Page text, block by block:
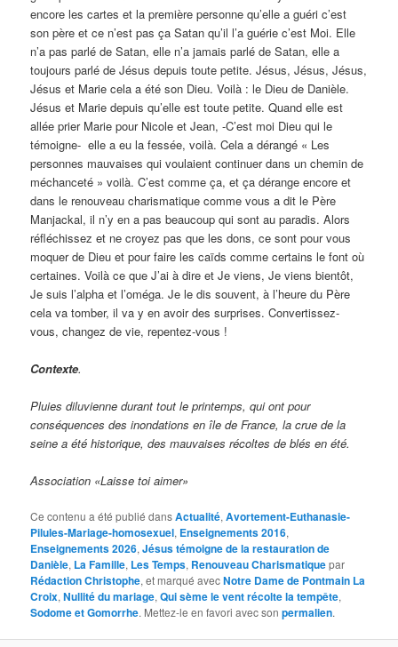
encore les cartes et la première personne qu’elle a guéri c’est
son père et ce n’est pas ça Satan qu’il l’a guérie c’est Moi. Elle
n’a pas parlé de Satan, elle n’a jamais parlé de Satan, elle a
toujours parlé de Jésus depuis toute petite. Jésus, Jésus, Jésus,
Jésus et Marie cela a été son Dieu. Voilà : le Dieu de Danièle.
Jésus et Marie depuis qu’elle est toute petite. Quand elle est
allée prier Marie pour Nicole et Jean, -C’est moi Dieu qui le
témoigne- elle a eu la fessée, voilà. Cela a dérangé « Les
personnes mauvaises qui voulaient continuer dans un chemin de
méchanceté » voilà. C’est comme ça, et ça dérange encore et
dans le renouveau charismatique comme vous a dit le Père
Manjackal, il n’y en a pas beaucoup qui sont au paradis. Alors
réfléchissez et ne croyez pas que les dons, ce sont pour vous
moquer de Dieu et pour faire les caïds comme certains le font où
certaines. Voilà ce que J’ai à dire et Je viens, Je viens bientôt,
Je suis l’alpha et l’oméga. Je le dis souvent, à l’heure du Père
cela va tomber, il va y en avoir des surprises. Convertissez-
vous, changez de vie, repentez-vous !
Contexte.
Pluies diluvienne durant tout le printemps, qui ont pour
conséquences des inondations en île de France, la crue de la
seine a été historique, des mauvaises récoltes de blés en été.
Association «Laisse toi aimer»
Ce contenu a été publié dansActualité,Avortement-Euthanasie-
Pilules-Mariage-homosexuel, Enseignements 2016,
Enseignements 2026,Jésus témoigne de la restauration de
Danièle, La Famille, Les Temps, Renouveau Charismatiquepar
Rédaction Christophe, et marqué avecNotre Dame de Pontmain La
Croix,Nullité du mariage,Qui sème le vent récolte la tempête,
Sodome et Gomorrhe. Mettez-le en favori avec sonpermalien.